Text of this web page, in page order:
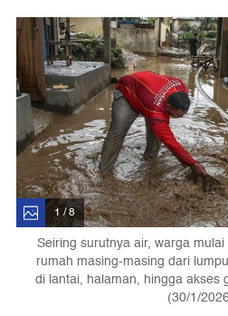
1 / 8
Seiring surutnya air, warga
rumah masing-masing dari
di lantai, halaman, hingga akses
(30/1/